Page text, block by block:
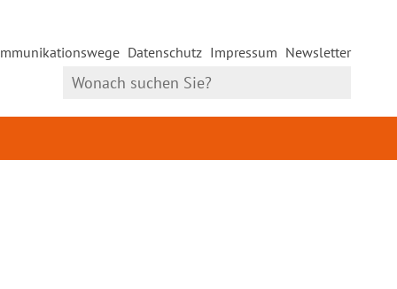
Datenschutz Impressum Newsletter